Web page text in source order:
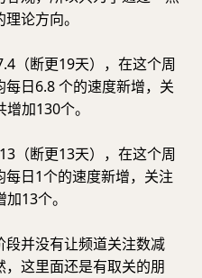
论方向。
（断更19天），在这个周
日6.8 个的速度新增，关
加130个。
（断更13天），在这个周
日1个的速度新增，关注
13个。
并没有让频道关注数减
这里面还是有取关的朋